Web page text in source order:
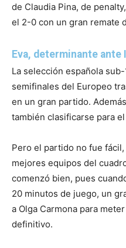
de Claudia Pina, de
el 2-0 con un gran remate
Eva, determinante ante
La selección española
semifinales del Europeo
en un gran partido.
también clasificarse para
Pero el partido no fue
mejores equipos del
comenzó bien, pues
20 minutos de juego, un
a Olga Carmona para
definitivo.